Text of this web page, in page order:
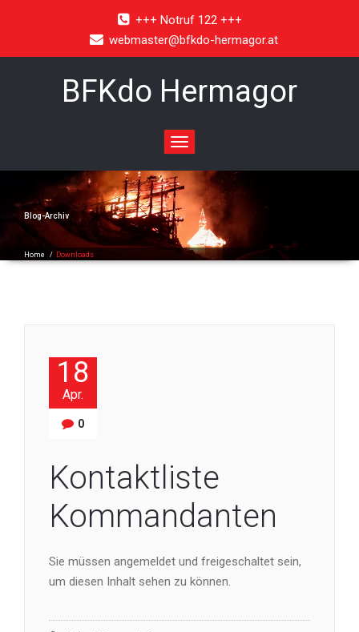
+++ Notruf 122 +++
webmaster@bfkdo-hermagor.at
BFKdo Hermagor
Toggle
navigation
Blog-Archiv
Home / Downloads
18
Apr.
0
Kontaktliste
Kommandanten
Sie müssen angemeldet und freigeschaltet sein,
um diesen Inhalt sehen zu können.